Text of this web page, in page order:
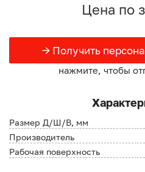
Цена по
→ Получить
нажмите, чтобы
Размер Д/Ш/В, мм
Производитель
Рабочая поверхность